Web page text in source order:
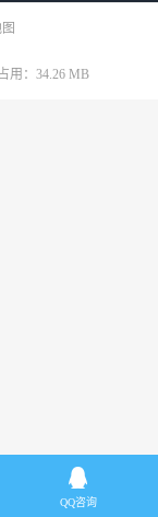
用：34.26 MB
QQ咨询